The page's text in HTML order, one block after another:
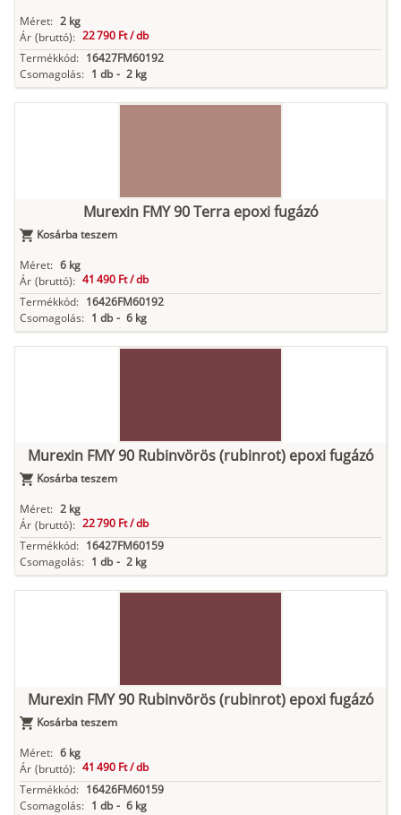
Méret: 2 kg
Ár (bruttó): 22 790 Ft /db
Termékkód: 16427FM60192
Csomagolás: 1 db - 2 kg
Murexin FMY 90 Terra epoxi fugázó
Kosárba teszem
Méret: 6 kg
Ár (bruttó): 41 490 Ft /db
Termékkód: 16426FM60192
Csomagolás: 1 db - 6 kg
Murexin FMY 90 Rubinvörös (rubinrot) epoxi fugázó
Kosárba teszem
Méret: 2 kg
Ár (bruttó): 22 790 Ft /db
Termékkód: 16427FM60159
Csomagolás: 1 db - 2 kg
Murexin FMY 90 Rubinvörös (rubinrot) epoxi fugázó
Kosárba teszem
Méret: 6 kg
Ár (bruttó): 41 490 Ft /db
Termékkód: 16426FM60159
Csomagolás: 1 db - 6 kg